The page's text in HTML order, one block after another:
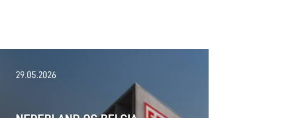
29.05.2026